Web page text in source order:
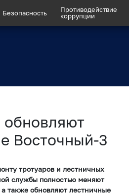
Безопасность
Противодействие
коррупции
Восточный-3
тротуаров и лестничных
службы полностью меняют
также обновляют лестничные